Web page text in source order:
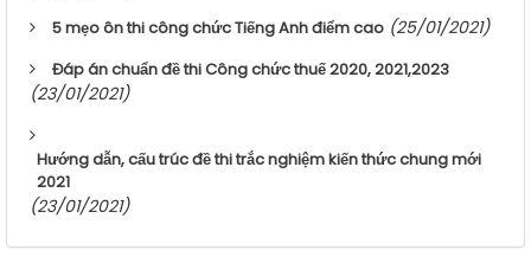
5 mẹo ôn thi công chức Tiếng Anh điểm cao (25/01/2021)
Đáp án chuẩn đề thi Công chức thuế 2020, 2021,2023
(23/01/2021)
Hướng dẫn, cấu trúc đề thi trắc nghiệm kiến thức chung mới
2021
(23/01/2021)